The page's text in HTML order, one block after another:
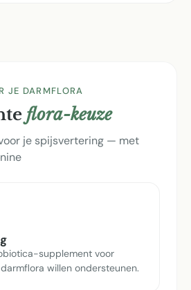
JE DARMFLORA
flora-keuze
je spijsvertering — met
supplement voor
willen ondersteunen.